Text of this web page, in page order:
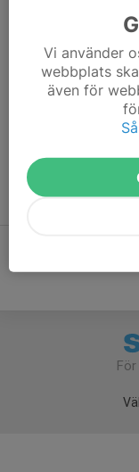
på tisdagar kl 17.15
Alla datum för
under rubriken
Vill du börja träna
att komma och testa!
för kontaktuppgifter
Hoppas vi ses!
⚽⚽⚽
För
Vi använder
webbplats
även för